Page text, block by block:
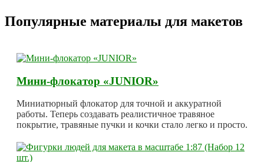
Популярные материалы для макетов
Мини-флокатор «JUNIOR»
Миниатюрный флокатор для точной и аккуратной
работы. Теперь создавать реалистичное травяное
покрытие, травяные пучки и кочки стало легко и просто.